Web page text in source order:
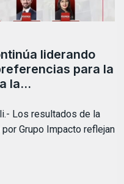
liderando
para la
la…
Los resultados de la
Grupo Impacto reflejan